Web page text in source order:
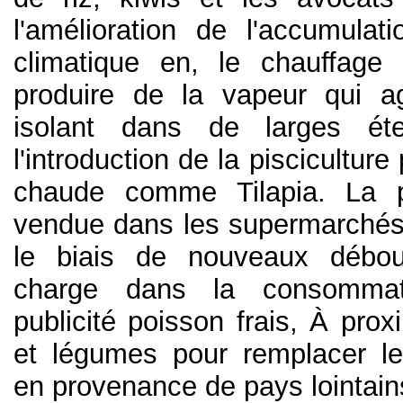
l'amélioration de
climatique en, le
produire de la vapeur qui
isolant dans de larges
l'introduction de la pisciculture
chaude comme Tilapia. La
vendue dans les
le biais de nouveaux
charge dans la
publicité poisson frais, À
et légumes pour remplacer
en provenance de pays